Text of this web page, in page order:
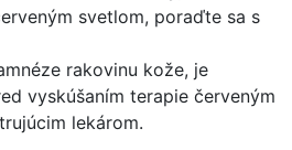
svetlom, poraďte sa s
rakovinu kože, je
vyskúšaním terapie červeným
lekárom.